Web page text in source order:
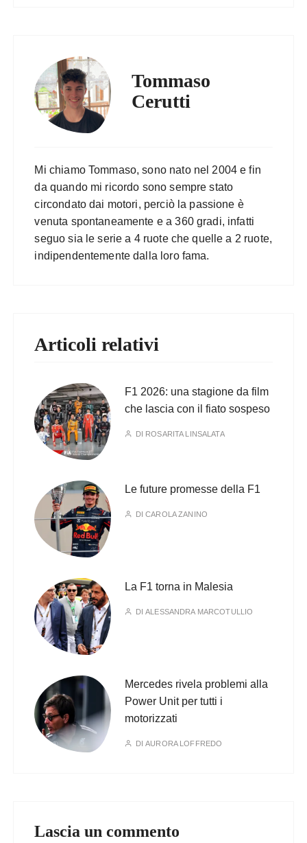
Tommaso
Cerutti
Mi chiamo Tommaso, sono nato nel 2004 e fin
da quando mi ricordo sono sempre stato
circondato dai motori, perciò la passione è
venuta spontaneamente e a 360 gradi, infatti
seguo sia le serie a 4 ruote che quelle a 2 ruote,
indipendentemente dalla loro fama.
Articoli relativi
F1 2026: una stagione da film
che lascia con il fiato sospeso
DI ROSARITA LINSALATA
Le future promesse della F1
DICAROLA ZANINO
La F1 torna in Malesia
DIALESSANDRA MARCOTULLIO
Mercedes rivela problemi alla
Power Unit per tutti i
motorizzati
DIAURORA LOFFREDO
Lascia un commento